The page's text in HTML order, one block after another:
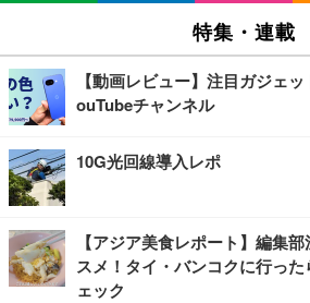
特集・連載
【動画レビュー】注目ガジェ
ouTubeチャンネル
10G光回線導入レポ
【アジア美食レポート】編集
スメ！タイ・バンコクに行っ
ェック